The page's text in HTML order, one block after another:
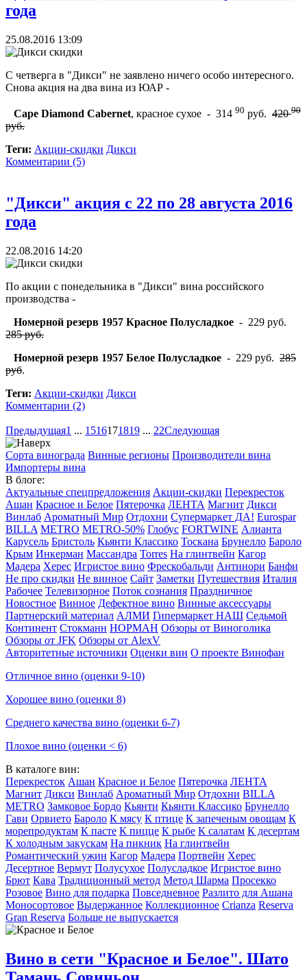
года
25.08.2016 13:09
С четверга в "Дикси" не заявлено ничего особо интересного.
Снова акция на два вина из ЮАР -
Cape Diamond Cabernet, красное сухое - 314 90 руб. 42090
руб.
Теги: Акции-скидки Дикси
Комментарии (5)
"Дикси" акция с 22 по 28 августа 2016
года
22.08.2016 14:20
По акции с понедельника в "Дикси" вина российского
производства -
Номерной резерв 1957 Красное Полусладкое - 229 руб.
285 руб.
Номерной резерв 1957 Белое Полусладкое - 229 руб. 285
руб.
Теги: Акции-скидки Дикси
Комментарии (2)
Предыдущая1 ... 1516171819 ... 22Следующая
Сорта винограда Винные регионы Производители вина
Импортеры вина
В блоге:
Актуальные спецпредложения Акции-скидки Перекресток
Ашан Красное и Белое Пятерочка ЛЕНТА Магнит Дикси
Винлаб Ароматный Мир Отдохни Супермаркет ДА! Eurospar
BILLA METRO METRO-50% Глобус FORTWINE Алианта
Карусель Бристоль Кьянти Классико Тоскана Брунелло Бароло
Крым Инкерман Массандра Torres На глинтвейн Кагор
Мадера Херес Игристое вино Фрескобальди Антинори Банфи
Не про скидки Не винное Сайт Заметки Путешествия Италия
Рабочее Телевизорное Поток сознания Праздничное
Новостное Винное Дефектное вино Винные аксессуары
Партнерский материал АЛМИ Гипермаркет НАШ Седьмой
Континент Стокманн НОРМАН Обзоры от Виноголика
Обзоры от JFK Обзоры от AlexV
Авторитетные источники Оценки вин О проекте Винофан
Отличное вино (оценки 9-10)
Хорошее вино (оценки 8)
Среднего качества вино (оценки 6-7)
Плохое вино (оценки < 6)
В каталоге вин:
Перекресток Ашан Красное и Белое Пятерочка ЛЕНТА
Магнит Дикси Винлаб Ароматный Мир Отдохни BILLA
METRO Замковое Бордо Кьянти Кьянти Классико Брунелло
Гави Орвието Бароло К мясу К птице К запеченым овощам К
морепродуктам К пасте К пицце К рыбе К салатам К десертам
К холодным закускам На пикник На глинтвейн
Романтический ужин Кагор Мадера Портвейн Херес
Десертное Вермут Полусухое Полусладкое Игристое вино
Брют Кава Традиционный метод Метод Шарма Просекко
Розовое Вино для подарка Повседневное Разлито для Ашана
Моносортовое Выдержанное Коллекционное Crianza Reserva
Gran Reserva Больше не выпускается
Вино в сети "Красное и Белое". Шато